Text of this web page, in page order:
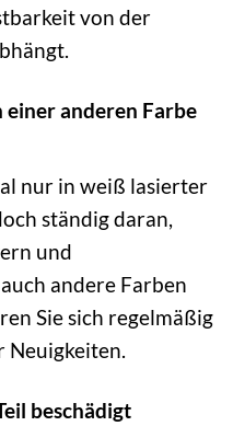
von der
einer anderen Farbe
nur in weiß lasierter
ständig daran,
und
andere Farben
Sie sich regelmäßig
Neuigkeiten.
beschädigt